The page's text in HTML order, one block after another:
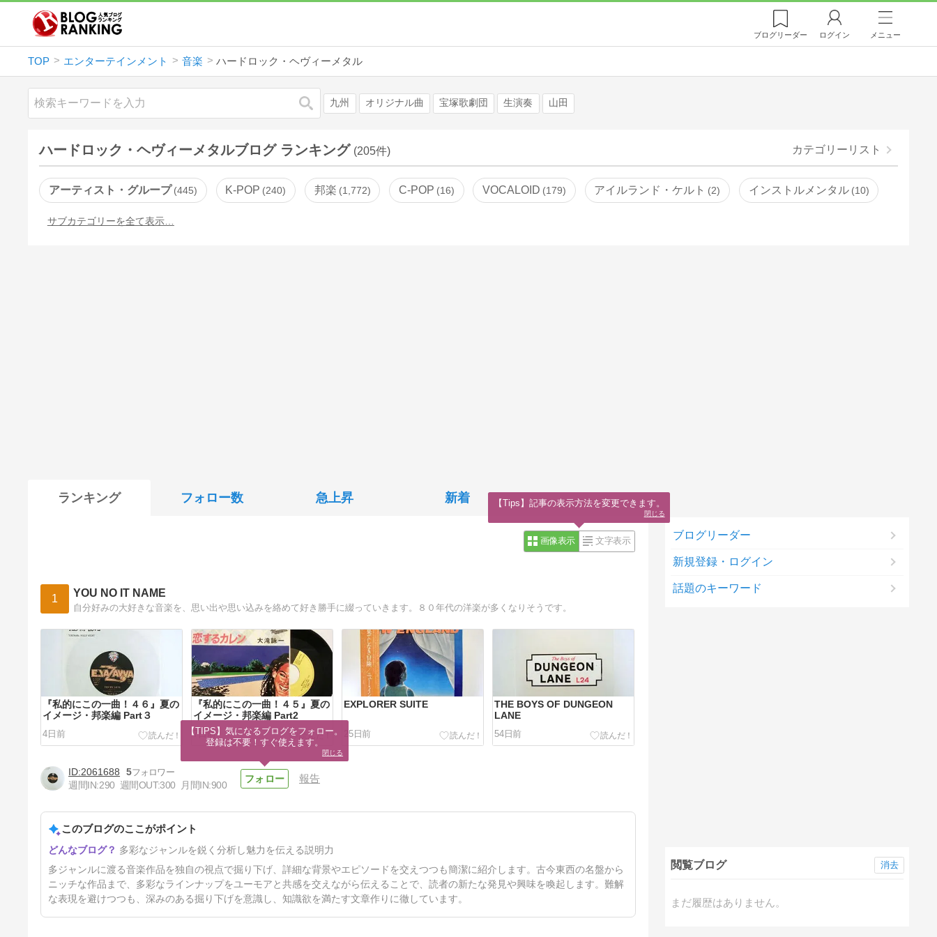
ブログリーダー ログイン メニュー
TOP エンターテインメント 音楽 ハードロック・ヘヴィーメタル
検索 九州 オリジナル曲 宝塚歌劇団 生演奏 山田
ハードロック・ヘヴィーメタルブログ ランキング (205件) カテゴリーリスト
アーティスト・グループ 445 K-POP 240 邦楽 1,772 C-POP 16 VOCALOID 179 アイルランド・ケルト 2 インストルメンタル 10
サブカテゴリーを全て表示…
ランキング フォロー数 急上昇 新着
画像表示 文字表示
1 YOU NO IT NAME
自分好みの大好きな音楽を、思い出や思い込みを絡めて好き勝手に綴っていきます。８０年代の洋楽が多くなりそうです。
『私的にこの一曲！４６』夏の
イメージ・邦楽編 Part３
4日前
『私的にこの一曲！４５』夏の
イメージ・邦楽編 Part2
7日前
EXPLORER SUITE
25日前
THE BOYS OF DUNGEON
LANE
54日前
CONQUEST
57日前
2061688
5
週間IN:290 週間OUT:300 月間IN:900
報告
このブログのここがポイント
多彩なジャンルを鋭く分析し魅力を伝える説明力
多ジャンルに渡る音楽作品を独自の視点で掘り下げ、詳細な背景やエピソードを交えつつも簡潔に紹介します。古今東西の名盤から
ニッチな作品まで、多彩なラインナップをユーモアと共感を交えながら伝えることで、読者の新たな発見や興味を喚起します。難解
な表現を避けつつも、深みのある掘り下げを意識し、知識欲を満たす文章作りに徹しています。
ブログリーダー
新規登録・ログイン
話題のキーワード
閲覧ブログ
まだ履歴はありません。
消去
【TIPS】気になるブログをフォロー。
登録は不要！すぐ使えます。
閉じる
【Tips】記事の表示方法を変更できます。
閉じる